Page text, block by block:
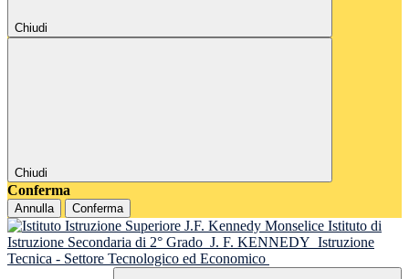
Chiudi
Chiudi
Conferma
Annulla Conferma
Istituto di
Istruzione Secondaria di 2° Grado J. F. KENNEDY Istruzione
Tecnica - Settore Tecnologico ed Economico